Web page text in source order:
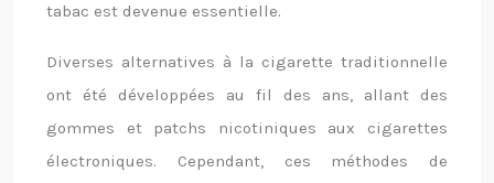
tabac est devenue essentielle.
Diverses alternatives à la cigarette traditionnelle
ont été développées au fil des ans, allant des
gommes et patchs nicotiniques aux cigarettes
électroniques. Cependant, ces méthodes de